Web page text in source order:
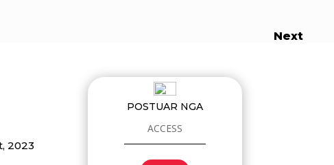
Next
2023
POSTUAR NGA
ACCESS